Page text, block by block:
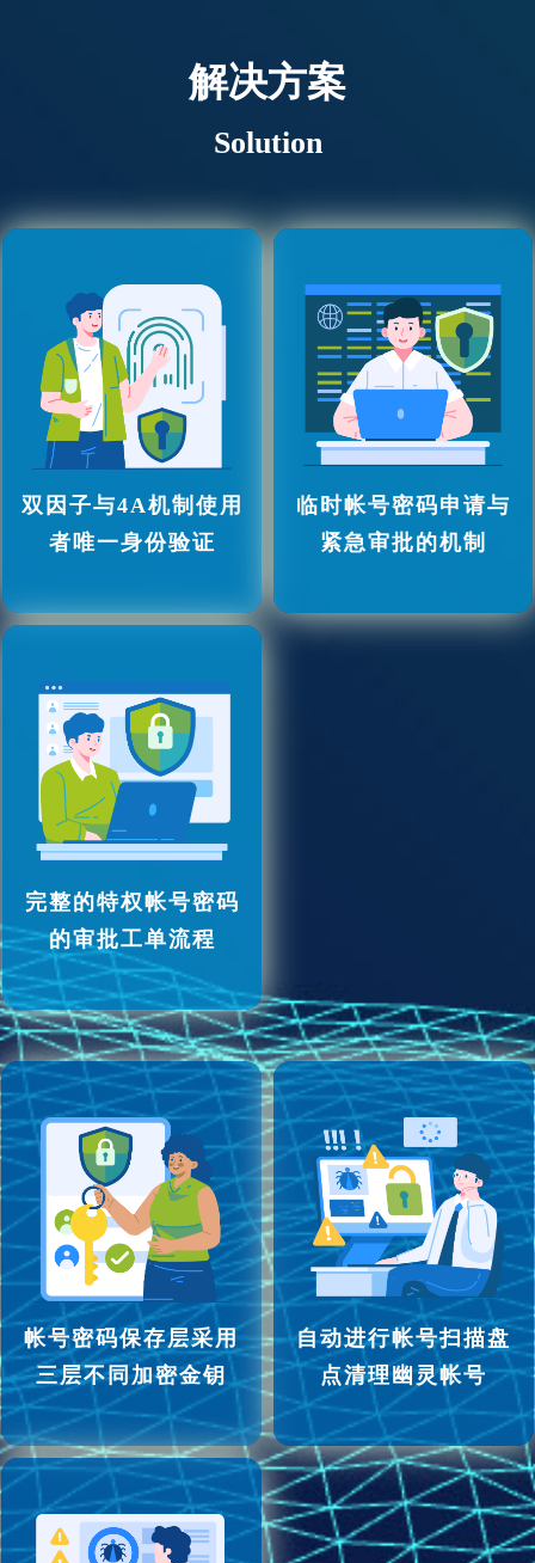
解决方案
Solution
双因子与4A机制使用
者唯一身份验证
临时帐号密码申请与
紧急审批的机制
完整的特权帐号密码
的审批工单流程
帐号密码保存层采用
三层不同加密金钥
自动进行帐号扫描盘
点清理幽灵帐号